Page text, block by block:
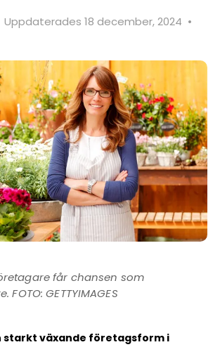
Uppdaterades 18 december, 2024 •
får chansen som
GETTYIMAGES
starkt växande företagsform i